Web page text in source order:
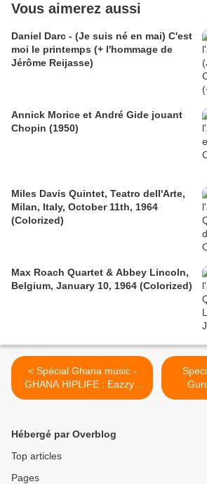
Vous aimerez aussi
Daniel Darc - (Je suis né en mai) C'est
moi le printemps (+ l'hommage de
Jérôme Reijasse)
Annick Morice et André Gide jouant
Chopin (1950)
Miles Davis Quintet, Teatro dell'Arte,
Milan, Italy, October 11th, 1964
(Colorized)
Max Roach Quartet & Abbey Lincoln,
Belgium, January 10, 1964 (Colorized)
< Spécial Ghana music -
GHANA HIPLIFE : Eazzy -
Wengez
Hébergé par Overblog
Top articles
Pages